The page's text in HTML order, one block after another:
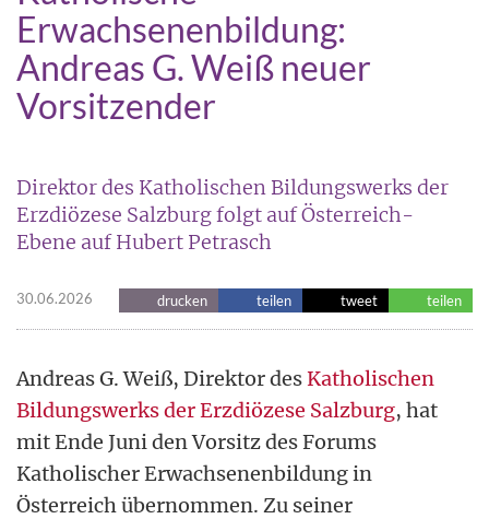
Erwachsenenbildung:
Andreas G. Weiß neuer
Vorsitzender
Direktor des Katholischen Bildungswerks der
Erzdiözese Salzburg folgt auf Österreich-
Ebene auf Hubert Petrasch
30.06.2026 drucken teilen tweet teilen
Andreas G. Weiß, Direktor desKatholischen
Bildungswerks der Erzdiözese Salzburg, hat
mit Ende Juni den Vorsitz des Forums
Katholischer Erwachsenenbildung in
Österreich übernommen. Zu seiner